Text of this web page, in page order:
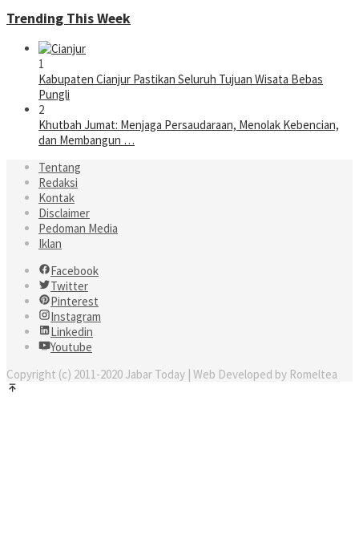
Trending This Week
1
Kabupaten Cianjur Pastikan Seluruh Tujuan Wisata Bebas
Pungli
2
Khutbah Jumat: Menjaga Persaudaraan, Menolak Kebencian,
dan Membangun …
Tentang
Redaksi
Kontak
Disclaimer
Pedoman Media
Iklan
Facebook
Twitter
Pinterest
Instagram
Linkedin
Youtube
Copyright (c) 2011-2020 Jabar Today | Web Developed by Romeltea